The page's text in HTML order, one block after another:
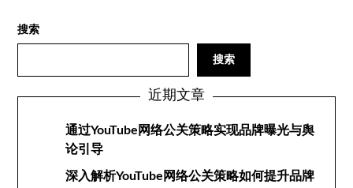
搜索
搜索
近期文章
通过YouTube网络公关策略实现品牌曝光与舆
论引导
深入解析YouTube网络公关策略如何提升品牌